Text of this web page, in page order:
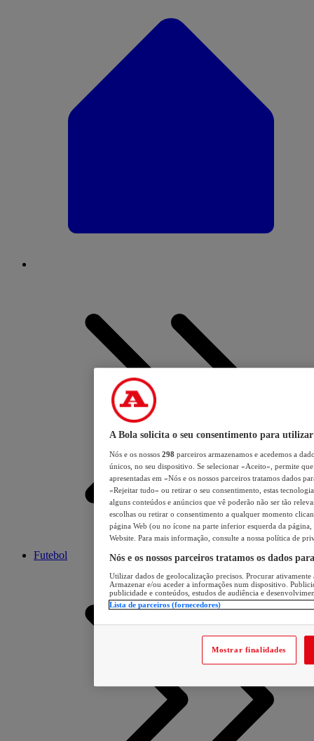
Futebol
A Bola solicita o seu consentimento para utilizar
Nós e os nossos 298 parceiros armazenamos e acedemos a
únicos, no seu dispositivo. Se selecionar «Aceito», permite
apresentadas em «Nós e os nossos parceiros tratamos dados
«Rejeitar tudo» ou retirar o seu consentimento, estas
alguns conteúdos e anúncios que vê poderão não ser tão
escolhas ou retirar o consentimento a qualquer momento
página Web (ou no ícone na parte inferior esquerda da página,
Website. Para mais informação, consulte a nossa política de
Nós e os nossos parceiros tratamos os dados
Utilizar dados de geolocalização precisos. Procurar
Armazenar e/ou aceder a informações num dispositivo.
publicidade e conteúdos, estudos de audiência e
Lista de parceiros (fornecedores)
Mostrar finalidades